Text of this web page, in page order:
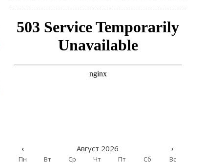
‹ Август 2026 ›
Пн Вт Ср Чт Пт Сб Вс